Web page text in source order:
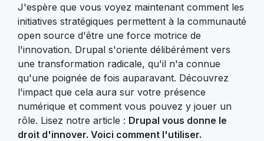
J'espère que vous voyez maintenant comment les
initiatives stratégiques permettent à la communauté
open source d'être une force motrice de
l'innovation. Drupal s'oriente délibérément vers
une transformation radicale, qu'il n'a connue
qu'une poignée de fois auparavant. Découvrez
l'impact que cela aura sur votre présence
numérique et comment vous pouvez y jouer un
rôle. Lisez notre article : Drupal vous donne le
droit d'innover. Voici comment l'utiliser.